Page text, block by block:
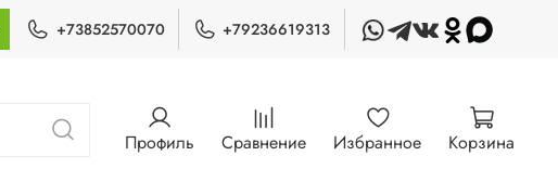
+73852570070 +79236619313
Профиль Сравнение Избранное Корзина